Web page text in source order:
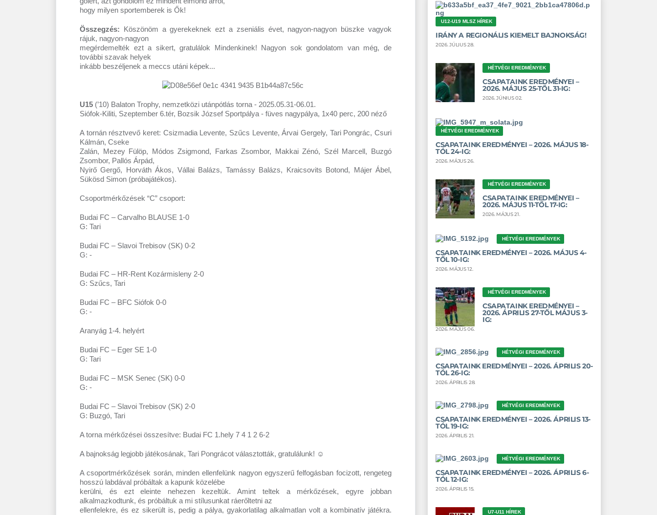
hogy milyen sportemberek is Ők!
Összegzés: Köszönöm a gyerekeknek ezt a zseniális évet, nagyon-nagyon büszke vagyok
rájuk, nagyon-nagyon
megérdemelték ezt a sikert, gratulálok Mindenkinek! Nagyon sok gondolatom van még, de
további szavak helyek
inkább beszéljenek a meccs utáni képek...
U15 (’10) Balaton Trophy, nemzetközi utánpótlás torna - 2025.05.31-06.01.
Siófok-Kiliti, Szeptember 6.tér, Bozsik József Sportpálya - füves nagypálya, 1x40 perc, 200 néző
A tornán résztvevő keret: Csizmadia Levente, Szűcs Levente, Árvai Gergely, Tari Pongrác, Csuri
Kálmán, Cseke
Zalán, Mezey Fülöp, Módos Zsigmond, Farkas Zsombor, Makkai Zénó, Szél Marcell, Buzgó
Zsombor, Pallós Árpád,
Nyirő Gergő, Horváth Ákos, Vállai Balázs, Tamássy Balázs, Kraicsovits Botond, Májer Ábel,
Sükösd Simon (próbajátékos).
Csoportmérkőzések “C” csoport:
Budai FC – Carvalho BLAUSE 1-0
G: Tari
Budai FC – Slavoi Trebisov (SK) 0-2
G: -
Budai FC – HR-Rent Kozármisleny 2-0
G: Szűcs, Tari
Budai FC – BFC Siófok 0-0
G: -
Aranyág 1-4. helyért
Budai FC – Eger SE 1-0
G: Tari
Budai FC – MSK Senec (SK) 0-0
G: -
Budai FC – Slavoi Trebisov (SK) 2-0
G: Buzgó, Tari
A torna mérkőzései összesítve: Budai FC 1.hely 7 4 1 2 6-2
A bajnokság legjobb játékosának, Tari Pongrácot választották, gratulálunk! ☺
A csoportmérkőzések során, minden ellenfelünk nagyon egyszerű felfogásban focizott, rengeteg
hosszú labdával próbáltak a kapunk közelébe
kerülni, és ezt eleinte nehezen kezeltük. Amint teltek a mérkőzések, egyre jobban
alkalmazkodtunk, és próbáltuk a mi stílusunkat ráerőltetni az
ellenfelekre, és ez sikerült is, pedig a pálya, gyakorlatilag alkalmatlan volt a kombinatív játékra.
U12-U19 MLSZ HÍREK
IRÁNY A REGIONÁLIS KIEMELT BAJNOKSÁG!
2026. JÚLIUS 28.
HÉTVÉGI EREDMÉNYEK
CSAPATAINK EREDMÉNYEI –
2026. MÁJUS 25-TŐL 31-IG:
2026. JÚNIUS 02.
HÉTVÉGI EREDMÉNYEK
CSAPATAINK EREDMÉNYEI – 2026. MÁJUS 18-
TÓL 24-IG:
2026. MÁJUS 26.
HÉTVÉGI EREDMÉNYEK
CSAPATAINK EREDMÉNYEI –
2026. MÁJUS 11-TŐL 17-IG:
2026. MÁJUS 21.
HÉTVÉGI EREDMÉNYEK
CSAPATAINK EREDMÉNYEI – 2026. MÁJUS 4-
TŐL 10-IG:
2026. MÁJUS 12.
HÉTVÉGI EREDMÉNYEK
CSAPATAINK EREDMÉNYEI –
2026. ÁPRILIS 27-TŐL MÁJUS 3-
IG:
2026. MÁJUS 06.
HÉTVÉGI EREDMÉNYEK
CSAPATAINK EREDMÉNYEI – 2026. ÁPRILIS 20-
TÓL 26-IG:
2026. ÁPRILIS 28.
HÉTVÉGI EREDMÉNYEK
CSAPATAINK EREDMÉNYEI – 2026. ÁPRILIS 13-
TÓL 19-IG:
2026. ÁPRILIS 21.
HÉTVÉGI EREDMÉNYEK
CSAPATAINK EREDMÉNYEI – 2026. ÁPRILIS 6-
TÓL 12-IG:
2026. ÁPRILIS 15.
U7-U11 HÍREK